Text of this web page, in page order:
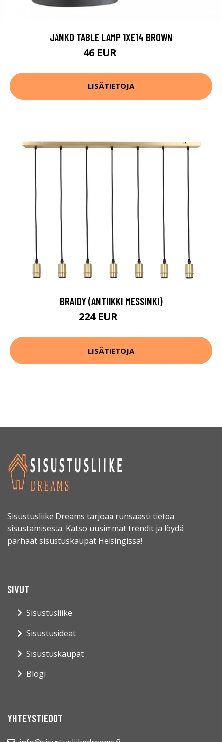
JANKO TABLE LAMP 1XE14 BROWN
46 EUR
LISÄTIETOJA
BRAIDY (ANTIIKKI MESSINKI)
224 EUR
LISÄTIETOJA
Sisustusliike Dreams tarjoaa runsaasti tietoa
sisustamisesta. Katso uusimmat trendit ja löydä
parhaat sisustuskaupat Helsingissä!
SIVUT
Sisustusliike
Sisustusideat
Sisustuskaupat
Blogi
YHTEYSTIEDOT